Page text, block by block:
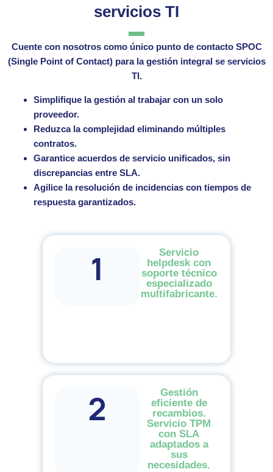
servicios TI
Cuente con nosotros como único punto de contacto SPOC
(Single Point of Contact) para la gestión integral se servicios
TI.
Simplifique la gestión al trabajar con un solo
proveedor.
Reduzca la complejidad eliminando múltiples
contratos.
Garantice acuerdos de servicio unificados, sin
discrepancias entre SLA.
Agilice la resolución de incidencias con tiempos de
respuesta garantizados.
1
Servicio
helpdesk con
soporte técnico
especializado
multifabricante.
2
Gestión
eficiente de
recambios.
Servicio TPM
con SLA
adaptados a
sus
necesidades.